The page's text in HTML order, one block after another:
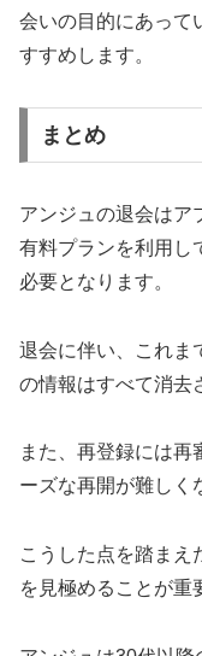
会いの目的にあって
すすめします。
まとめ
アンジュの退会はア
有料プランを利用し
必要となります。
退会に伴い、これま
の情報はすべて消去
また、再登録には再
ーズな再開が難しく
こうした点を踏まえ
を見極めることが重